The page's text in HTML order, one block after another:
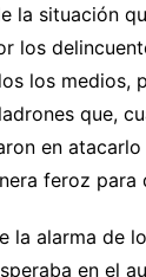
la situación
los
los medios,
que,
en
feroz para
la alarma de
en el